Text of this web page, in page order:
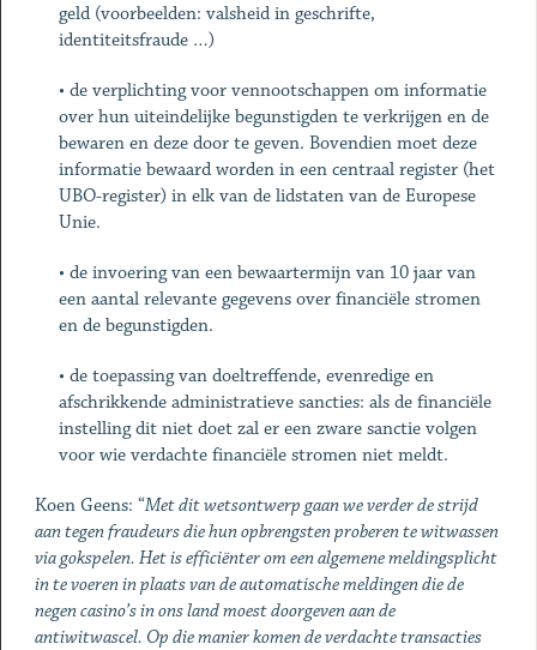
geld (voorbeelden: valsheid in geschrifte,
identiteitsfraude …)
• de verplichting voor vennootschappen om informatie
over hun uiteindelijke begunstigden te verkrijgen en de
bewaren en deze door te geven. Bovendien moet deze
informatie bewaard worden in een centraal register (het
UBO-register) in elk van de lidstaten van de Europese
Unie.
• de invoering van een bewaartermijn van 10 jaar van
een aantal relevante gegevens over financiële stromen
en de begunstigden.
• de toepassing van doeltreffende, evenredige en
afschrikkende administratieve sancties: als de financiële
instelling dit niet doet zal er een zware sanctie volgen
voor wie verdachte financiële stromen niet meldt.
Koen Geens: “Met dit wetsontwerp gaan we verder de strijd
aan tegen fraudeurs die hun opbrengsten proberen te witwassen
via gokspelen. Het is efficiënter om een algemene meldingsplicht
in te voeren in plaats van de automatische meldingen die de
negen casino’s in ons land moest doorgeven aan de
antiwitwascel. Op die manier komen de verdachte transacties